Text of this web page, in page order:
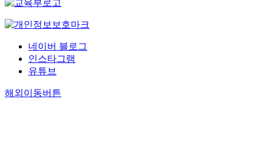
네이버 블로그
인스타그램
유튜브
해외이동버튼